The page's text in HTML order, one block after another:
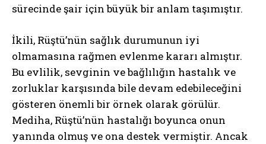
sürecinde şair için büyük bir anlam taşımıştır.
İkili, Rüştü’nün sağlık durumunun iyi
olmamasına rağmen evlenme kararı almıştır.
Bu evlilik, sevginin ve bağlılığın hastalık ve
zorluklar karşısında bile devam edebileceğini
gösteren önemli bir örnek olarak görülür.
Mediha, Rüştü’nün hastalığı boyunca onun
yanında olmuş ve ona destek vermiştir. Ancak